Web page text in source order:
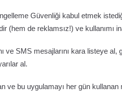
Güvenliği kabul etmek
(hem de reklamsız!) ve kullanımı
ve SMS mesajlarını kara listeye
al.
ve bu uygulamayı her gün kullanan